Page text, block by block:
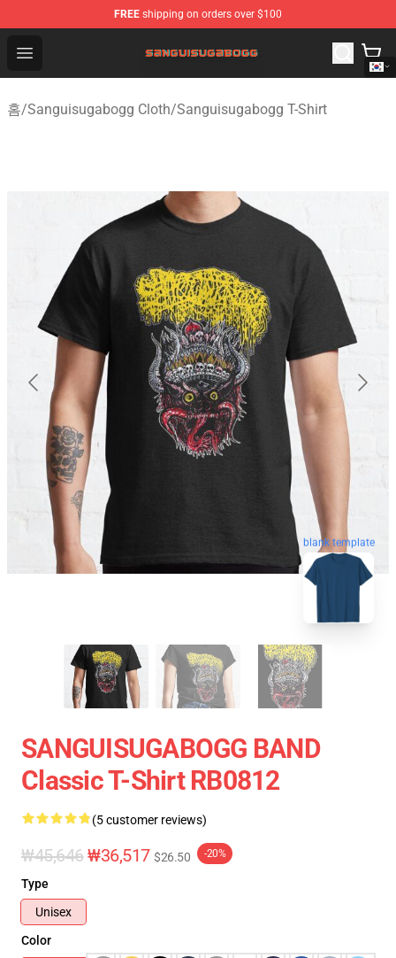
FREE shipping on orders over $100
Open menu
Sanguisugabogg Store - Official Sanguisugabogg
홈/Sanguisugabogg Cloth/Sanguisugabogg T-Shirt
blank template
SANGUISUGABOGG BAND
Classic T-Shirt RB0812
(5 customer reviews)
₩45,646₩36,517 $26.50 -20%
Type
Unisex
Color